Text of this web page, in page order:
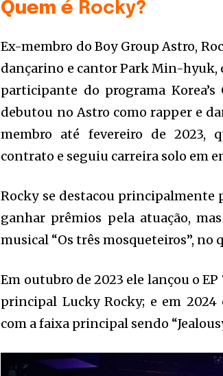
Quem é Rocky?
Ex-membro do Boy Group Astro,
dançarino e cantor Park Min-hyuk,
participante do programa
debutou no Astro como rapper e
membro até fevereiro de 2023,
contrato e seguiu carreira solo em
Rocky se destacou principalmente
ganhar prêmios pela atuação,
musical “Os três mosqueteiros”,
Em outubro de 2023 ele lançou o
principal Lucky Rocky; e em 2024
com a faixa principal sendo